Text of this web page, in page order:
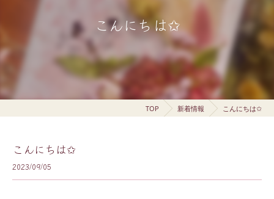
こんにちは✩
TOP 新着情報 こんにちは✩
こんにちは✩
2023/09/05